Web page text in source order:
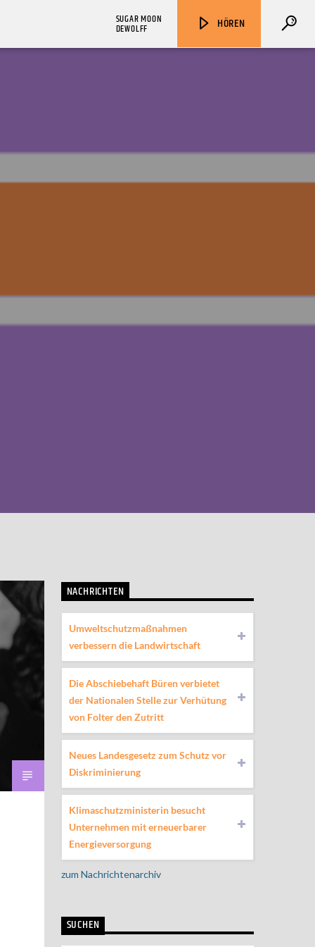
HÖREN
SUGAR MOON
DEWOLFF
NACHRICHTEN
Umweltschutzmaßnahmen
verbessern die Landwirtschaft
Die Abschiebehaft Büren verbietet
der Nationalen Stelle zur Verhütung
von Folter den Zutritt
Neues Landesgesetz zum Schutz vor
Diskriminierung
Klimaschutzministerin besucht
Unternehmen mit erneuerbarer
Energieversorgung
zum Nachrichtenarchiv
SUCHEN